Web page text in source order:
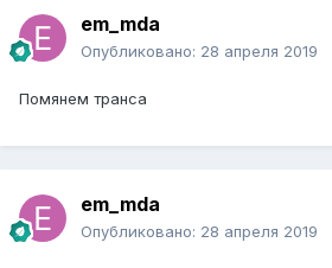
em_mda
Опубликовано: 28 апреля 2019
Помянем транса
em_mda
Опубликовано: 28 апреля 2019